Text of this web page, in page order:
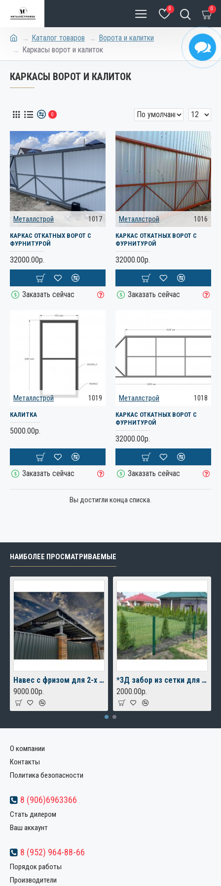
0 0
Каталог товаров
Ворота и калитки
Каркасы ворот и калиток
КАРКАСЫ ВОРОТ И КАЛИТОК
0
Металлстрой 1017
КАРКАС ОТКАТНЫХ ВОРОТ С
ФУРНИТУРОЙ
32000.00р.
Заказать сейчас
Металлстрой 1016
КАРКАС ОТКАТНЫХ ВОРОТ С
ФУРНИТУРОЙ
32000.00р.
Заказать сейчас
Металлстрой 1019
КАЛИТКА
5000.00р.
Заказать сейчас
Металлстрой 1018
КАРКАС ОТКАТНЫХ ВОРОТ С
ФУРНИТУРОЙ
32000.00р.
Заказать сейчас
Вы достигли конца списка.
НАИБОЛЕЕ ПРОСМАТРИВАЕМЫЕ
Навес с фризом для 2-х автомобилей
9000.00р.
*3Д забор из сетки для дачного дома
2000.00р.
О компании
Контакты
Политика безопасности
8 (906)6963366
Стать дилером
Ваш аккаунт
8 (952) 964-88-66
Порядок работы
Производители